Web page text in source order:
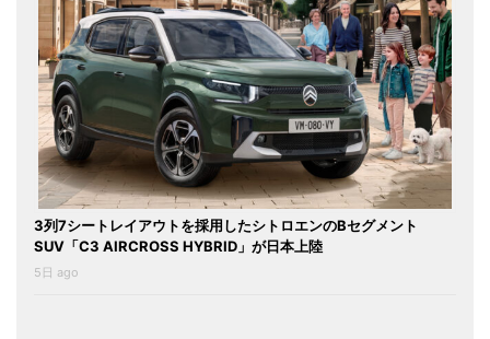
3列7シートレイアウトを採用したシトロエンのBセグメント
SUV「C3 AIRCROSS HYBRID」が日本上陸
5日 ago